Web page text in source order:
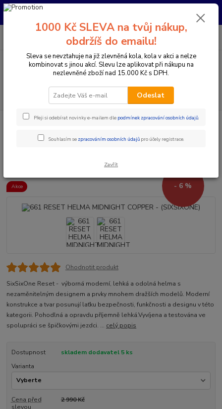
Pro nachystání kola / doplňků na prodejně si prosím zavolejte dopředu.
Menu
CZK
PO-PÁ 10:00-17:00 | SO: 9:00-12:00
Doplňky a helmy Cyklistické helmy Integrální helmy
COPPER - (SIXSIXONE)
Akce - 6 %
Ohodnotit produkt
SixSixOne Reset - výborná moderní, lehká a odolná helma s
nezaměnitelným designem a prvky mnohem dražších modelů. Moderní
konstrukce a tvar posunují laťku bezpečnosti, funkčnosti a designu v této
kategorii. Pohodlná a opravdu příjemně lehká.Vyvíjena a testována ve
spolupráci se špičkovými jezdci. ... celý popis
Dostupnost
skladem dodavatel 5 ks
Varianta
Cena před
slevou
2 990 Kč
1000 Kč SLEVA na tvůj nákup,
obdržíš do emailu!
Sleva se nevztahuje na již zlevněná kola, kola v akci a nelze
kombinovat s jinou akcí. Slevu lze aplikovat při nákupu na
nezlevněné zboží nad 15.000 Kč s DPH.
Odeslat
Přeji si odebírat novinky e-mailem dle podmínek zpracování osobních údajů.
Souhlasím se zpracováním osobních údajů pro účely registrace.
Zavřít